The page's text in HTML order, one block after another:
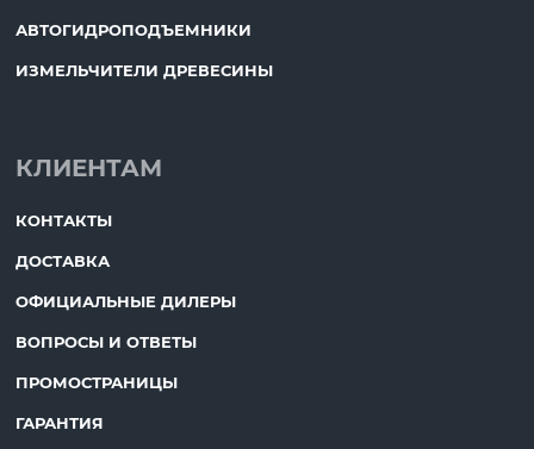
АВТОГИДРОПОДЪЕМНИКИ
ИЗМЕЛЬЧИТЕЛИ ДРЕВЕСИНЫ
КЛИЕНТАМ
КОНТАКТЫ
ДОСТАВКА
ОФИЦИАЛЬНЫЕ ДИЛЕРЫ
ВОПРОСЫ И ОТВЕТЫ
ПРОМОСТРАНИЦЫ
ГАРАНТИЯ